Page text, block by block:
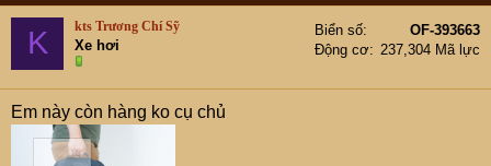
K kts Trương Chí Sỹ
Xe hơi
Biển số
OF-393663
Động cơ
237,304 Mã lực
Em này còn hàng ko cụ chủ